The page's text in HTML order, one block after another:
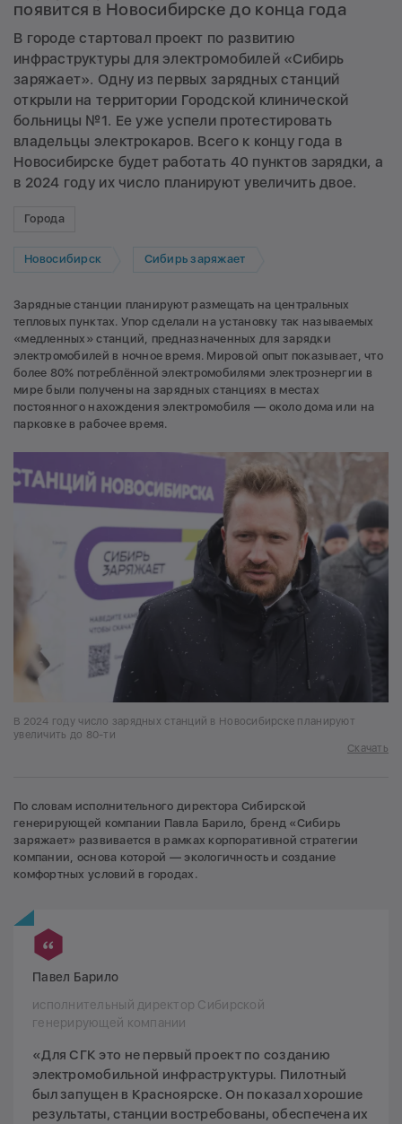
появится в Новосибирске до конца года
В городе стартовал проект по развитию
инфраструктуры для электромобилей «Сибирь
заряжает». Одну из первых зарядных станций
открыли на территории Городской клинической
больницы №1. Ее уже успели протестировать
владельцы электрокаров. Всего к концу года в
Новосибирске будет работать 40 пунктов зарядки, а
в 2024 году их число планируют увеличить двое.
Города
Новосибирск Сибирь заряжает
Зарядные станции планируют размещать на центральных
тепловых пунктах. Упор сделали на установку так называемых
«медленных» станций, предназначенных для зарядки
электромобилей в ночное время. Мировой опыт показывает, что
более 80% потреблённой электромобилями электроэнергии в
мире были получены на зарядных станциях в местах
постоянного нахождения электромобиля — около дома или на
парковке в рабочее время.
В 2024 году число зарядных станций в Новосибирске планируют
увеличить до 80-ти
Скачать
По словам исполнительного директора Сибирской
генерирующей компании Павла Барило, бренд «Сибирь
заряжает» развивается в рамках корпоративной стратегии
компании, основа которой — экологичность и создание
комфортных условий в городах.
Павел Барило
исполнительный директор Сибирской
генерирующей компании
«Для СГК это не первый проект по созданию
электромобильной инфраструктуры. Пилотный
был запущен в Красноярске. Он показал хорошие
результаты, станции востребованы, обеспечена их